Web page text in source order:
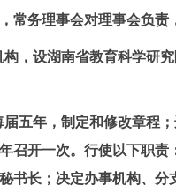
常务理事会对理事会负责
，设湖南省教育科学研
五年，制定和修改章程
召开一次。行使以下职
书长；决定办事机构、